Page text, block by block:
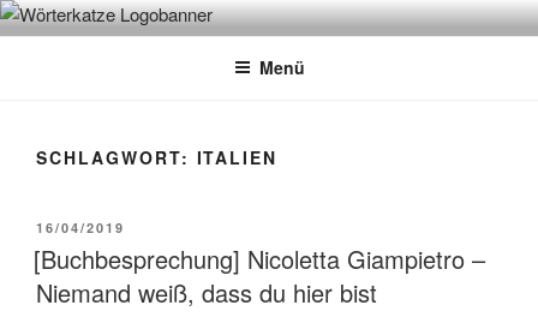
Zum
InhaltWÖRTERKATZE
Von Büchern erzählen
Menü
SCHLAGWORT: ITALIEN
VERÖFFENTLICHT
AM
16/04/2019
[Buchbesprechung] Nicoletta Giampietro –
Niemand weiß, dass du hier bist